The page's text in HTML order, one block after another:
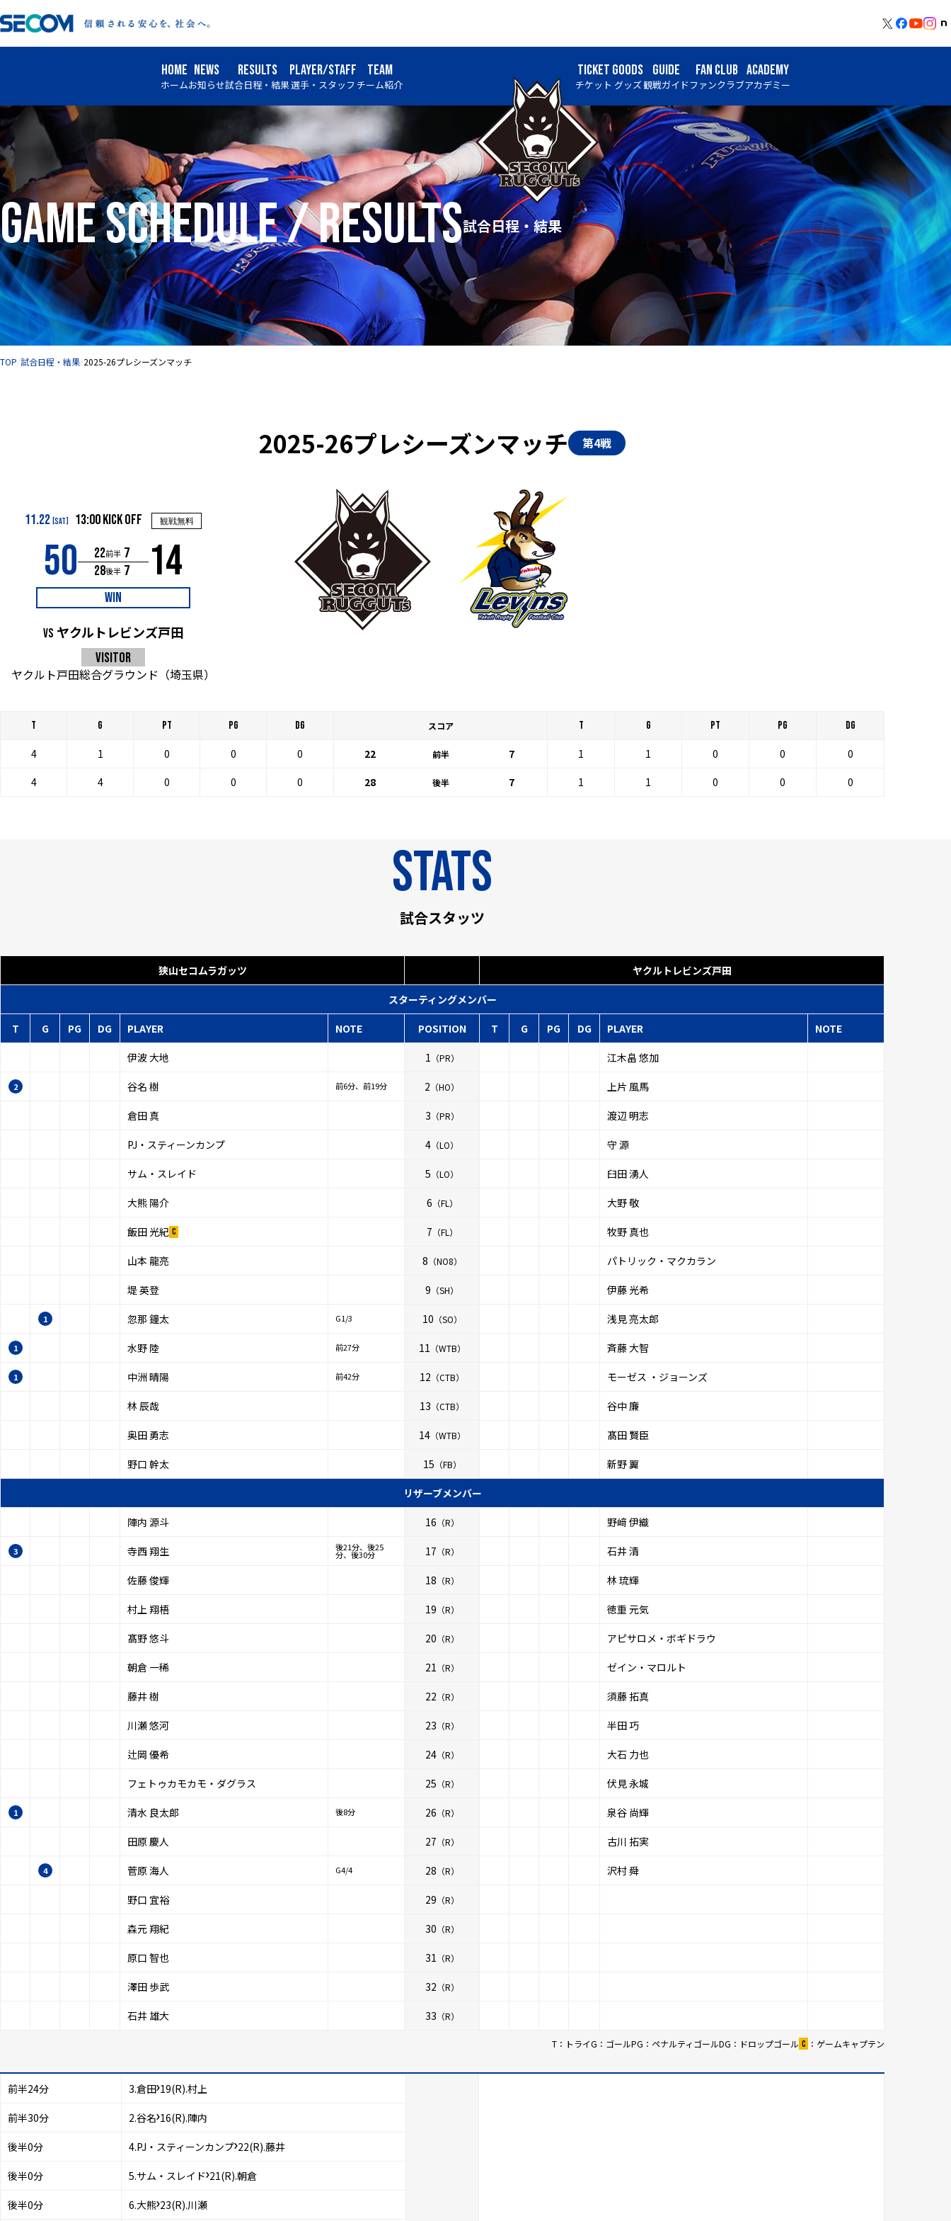
HOME
ホーム
NEWS
お知らせ
RESULTS
試合日程・結果
PLAYER/STAFF
選手・スタッフ
TEAM
チーム紹介
TICKET
チケット
GOODS
グッズ
GUIDE
観戦ガイド
FAN CLUB
ファンクラブ
ACADEMY
アカデミー
試合日程・結果
game schedule / results
サイト内の現在地
TOP 試合日程・結果 2025-26プレシーズンマッチ
2025-26プレシーズンマッチ 第4戦
11.22 [SAT] 13:00 KICK OFF 観戦無料
50 22前半 7
28後半 7 14
WIN
vs ヤクルトレビンズ戸田
VISITOR
ヤクルト戸田総合グラウンド（埼玉県）
T G PT PG DG スコア T G PT PG DG
4 1 0 0 0 22 前半 7 1 1 0 0
0
4
4 0 0 0 28 後半 7 1 1 0 0 0
試合スタッツ
stats
狭山セコムラガッツ ヤクルトレビンズ戸田
スターティングメンバー
T G PG DG PLAYER NOTE POSITION T G PG DG PLAYER NOTE
伊波 大地 1 （PR） 江木畠 悠加
2 谷名 樹 前6分、前19分 2 （HO） 上片 風馬
倉田 真 3 （PR） 渡辺 明志
PJ・スティーンカンプ 4 （LO） 守 源
サム・スレイド 5 （LO） 臼田 湧人
大熊 陽介 6 （FL） 大野 敬
飯田 光紀 7 （FL） 牧野 真也
山本 龍亮 8 （NO8） パトリック・マクカラン
堤 英登 9 （SH） 伊藤 光希
1 忽那 鐘太 G1/3 10 （SO） 浅見 亮太郎
1 水野 陸 前27分 11 （WTB） 斉藤 大智
1 中洲 晴陽 前42分 12 （CTB） モーゼス ・ジョーンズ
林 辰哉 13 （CTB） 谷中 廉
奥田 勇志 14（WTB） 髙田 賢臣
野口 幹太 15 （FB） 新野 翼
リザーブメンバー
陣内 源斗 16 （R） 野﨑 伊織
3 寺西 翔生 後21分、後25
分、後30分 17 （R） 石井 清
佐藤 俊輝 18 （R） 林 琉輝
村上 翔梧 19 （R） 徳重 元気
髙野 悠斗 20 （R） アピサロメ・ボギドラウ
朝倉 一稀 21 （R） ゼイン・マロルト
藤井 樹 22 （R） 須藤 拓真
川瀬 悠河 23 （R） 半田 巧
辻岡 優希 24（R） 大石 力也
フェトゥカモカモ・ダグラス 25 （R） 伏見 永城
1 清水 良太郎 後8分 26 （R） 泉谷 尚輝
田原 慶人 27 （R） 古川 拓実
4 菅原 海人 G4/4 28 （R） 沢村 舜
野口 宜裕 29 （R）
森元 翔紀 30 （R）
原口 智也 31 （R）
澤田 歩武 32 （R）
石井 雄大 33 （R）
T：トライG：ゴールPG：ペナルティゴールDG：ドロップゴール ：ゲームキャプテン
前半24分 3.倉田 19(R).村上
前半30分 2.谷名 16(R).陣内
後半0分 4.PJ・スティーンカンプ 22(R).藤井
後半0分 5.サム・スレイド 21(R).朝倉
後半0分 6.大熊 23(R).川瀬